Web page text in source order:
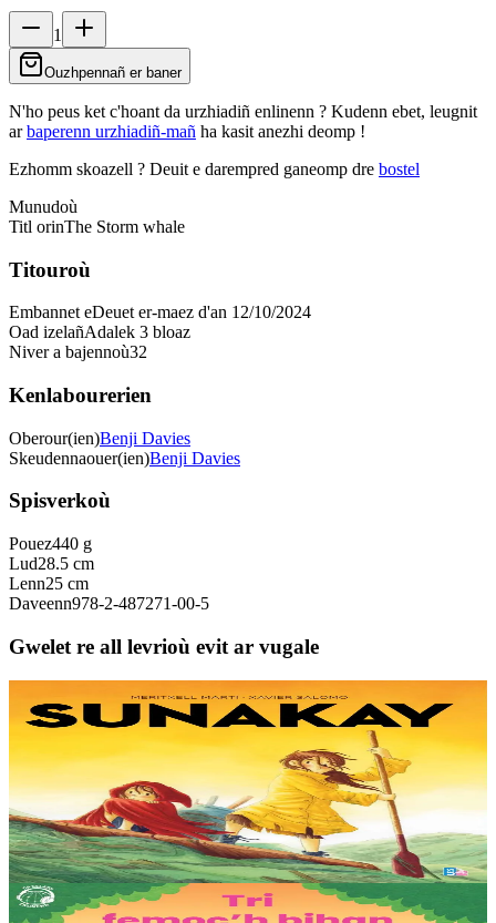
1
Ouzhpennañ er baner
N'ho peus ket c'hoant da urzhiadiñ enlinenn ? Kudenn ebet, leugnit
arbaperenn urzhiadiñ-mañ ha kasit anezhi deomp !
Ezhomm skoazell ? Deuit e darempred ganeomp dre bostel
Munudoù
Titl orinThe Storm whale
Titouroù
Embannet eDeuet er-maez d'an 12/10/2024
Oad izelañAdalek 3 bloaz
Niver a bajennoù32
Kenlabourerien
Oberour(ien)Benji Davies
Skeudennaouer(ien)Benji Davies
Spisverkoù
Pouez440 g
Lud28.5 cm
Lenn25 cm
Daveenn978-2-487271-00-5
Gwelet re all levrioù evit ar vugale
TES
Sunakay
Deuet eo ar mor da vezañ ur pezh lennad loustoni hep netra vev
ennañ ken. Div c’hoar zo o chom war un enez plastik, o klask bevañ
evel ma c’hallont, e-touez al lastez....
Er stok25,00 €
3 bloaz hag ouzhpenn
TES